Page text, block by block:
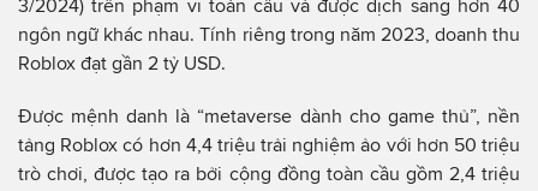
3/2024) trên phạm vi toàn cầu và được dịch sang hơn 40
ngôn ngữ khác nhau. Tính riêng trong năm 2023, doanh thu
Roblox đạt gần 2 tỷ USD.
Được mệnh danh là “metaverse dành cho game thủ”, nền
tảng Roblox có hơn 4,4 triệu trải nghiệm ảo với hơn 50 triệu
trò chơi, được tạo ra bởi cộng đồng toàn cầu gồm 2,4 triệu